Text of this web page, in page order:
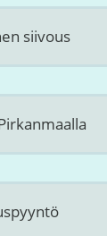
siivous